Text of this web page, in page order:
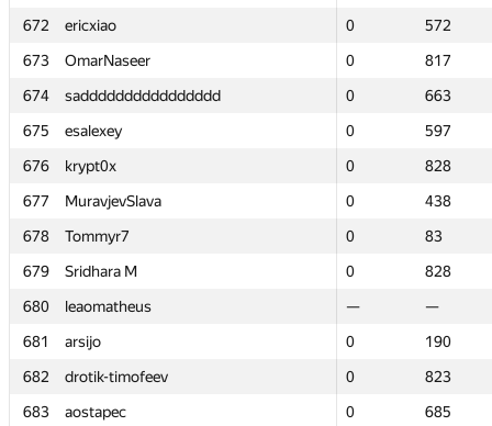
672
ericxiao 0
572
673
OmarNaseer 0
817
674
sadddddddddddddddd 0
663
675
esalexey 0
597
676
krypt0x 0
828
677
MuravjevSlava 0
438
678
Tommyr7 0
83
679
Sridhara M 0
828
680
leaomatheus —
—
681
arsijo 0
190
682
drotik-timofeev 0
823
683
aostapec 0
685
672
ericxiao 0
572
673
OmarNaseer 0
817
674
sadddddddddddddddd 0
663
675
esalexey 0
597
676
krypt0x 0
828
677
MuravjevSlava 0
438
678
Tommyr7 0
83
679
Sridhara M 0
828
680
leaomatheus —
—
681
arsijo 0
190
682
drotik-timofeev 0
823
683
aostapec 0
685